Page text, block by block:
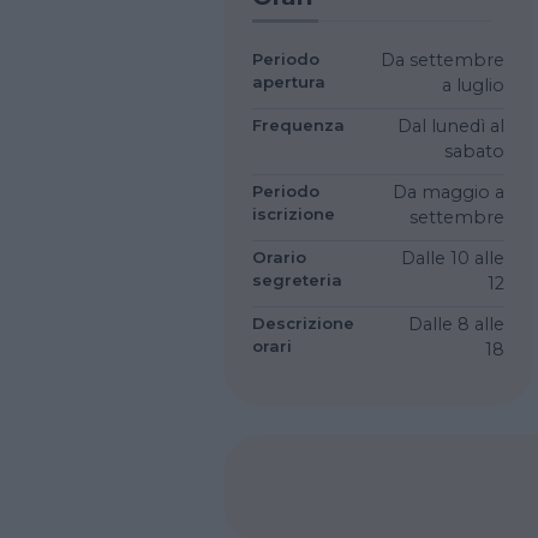
Periodo
apertura
Da settembre
a luglio
Frequenza
Dal lunedì al
sabato
Periodo
iscrizione
Da maggio a
settembre
Orario
segreteria
Dalle 10 alle
12
Descrizione
orari
Dalle 8 alle
18